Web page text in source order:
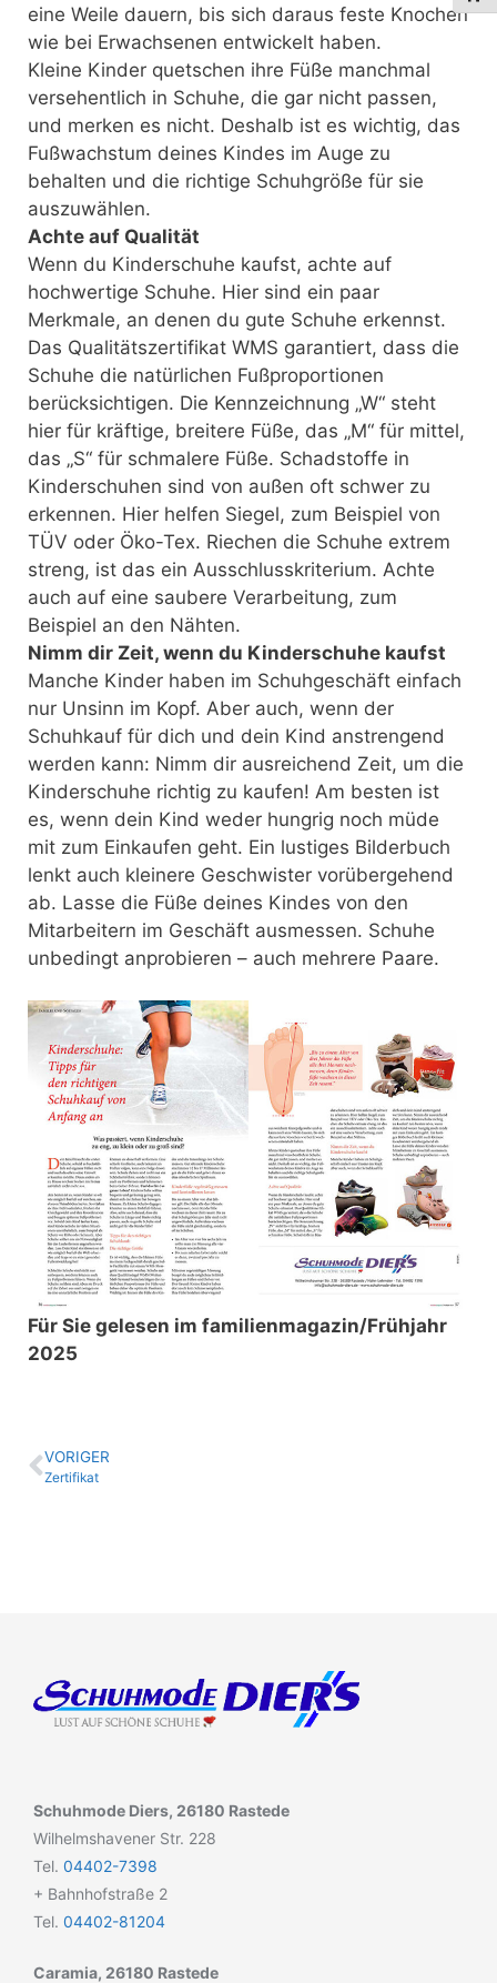
eine Weile dauern, bis sich daraus feste Knochen
wie bei Erwachsenen entwickelt haben.
Kleine Kinder quetschen ihre Füße manchmal
versehentlich in Schuhe, die gar nicht passen,
und merken es nicht. Deshalb ist es wichtig, das
Fußwachstum deines Kindes im Auge zu
behalten und die richtige Schuhgröße für sie
auszuwählen.
Achte auf Qualität
Wenn du Kinderschuhe kaufst, achte auf
hochwertige Schuhe. Hier sind ein paar
Merkmale, an denen du gute Schuhe erkennst.
Das Qualitätszertifikat WMS garantiert, dass die
Schuhe die natürlichen Fußproportionen
berücksichtigen. Die Kennzeichnung „W“ steht
hier für kräftige, breitere Füße, das „M“ für mittel,
das „S“ für schmalere Füße. Schadstoffe in
Kinderschuhen sind von außen oft schwer zu
erkennen. Hier helfen Siegel, zum Beispiel von
TÜV oder Öko-Tex. Riechen die Schuhe extrem
streng, ist das ein Ausschlusskriterium. Achte
auch auf eine saubere Verarbeitung, zum
Beispiel an den Nähten.
Nimm dir Zeit, wenn du Kinderschuhe kaufst
Manche Kinder haben im Schuhgeschäft einfach
nur Unsinn im Kopf. Aber auch, wenn der
Schuhkauf für dich und dein Kind anstrengend
werden kann: Nimm dir ausreichend Zeit, um die
Kinderschuhe richtig zu kaufen! Am besten ist
es, wenn dein Kind weder hungrig noch müde
mit zum Einkaufen geht. Ein lustiges Bilderbuch
lenkt auch kleinere Geschwister vorübergehend
ab. Lasse die Füße deines Kindes von den
Mitarbeitern im Geschäft ausmessen. Schuhe
unbedingt anprobieren – auch mehrere Paare.
Für Sie gelesen im familienmagazin/Frühjahr
2025
VORIGER
Zertifikat
Schuhmode Diers, 26180 Rastede
Wilhelmshavener Str. 228
Tel. 04402-7398
+ Bahnhofstraße 2
Tel. 04402-81204
Caramia, 26180 Rastede